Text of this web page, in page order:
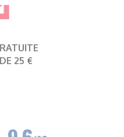
25 €